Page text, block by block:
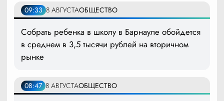
09:33 8 АВГУСТАОБЩЕСТВО
Собрать ребенка в школу в Барнауле обойдется
в среднем в 3,5 тысячи рублей на вторичном
рынке
08:47 8 АВГУСТАОБЩЕСТВО